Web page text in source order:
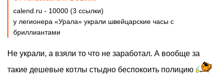
calend.ru - 10000 (3 ссылки)
у легионера «Урала» украли швейцарские часы с
бриллиантами
Не украли, а взяли то что не заработал. А вообще за
такие дешевые котлы стыдно беспокоить полицию